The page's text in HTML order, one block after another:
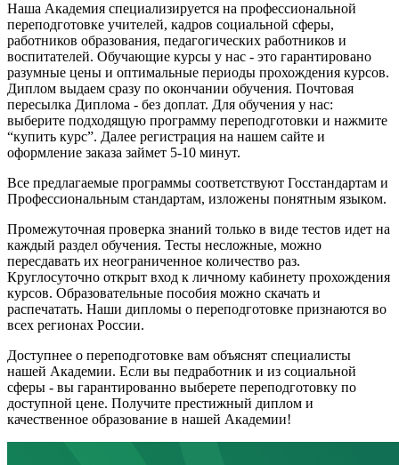
Наша Академия специализируется на профессиональной
переподготовке учителей, кадров социальной сферы,
работников образования, педагогических работников и
воспитателей. Обучающие курсы у нас - это гарантировано
разумные цены и оптимальные периоды прохождения курсов.
Диплом выдаем сразу по окончании обучения. Почтовая
пересылка Диплома - без доплат. Для обучения у нас:
выберите подходящую программу переподготовки и нажмите
“купить курс”. Далее регистрация на нашем сайте и
оформление заказа займет 5-10 минут.
Все предлагаемые программы соответствуют Госстандартам и
Профессиональным стандартам, изложены понятным языком.
Промежуточная проверка знаний только в виде тестов идет на
каждый раздел обучения. Тесты несложные, можно
пересдавать их неограниченное количество раз.
Круглосуточно открыт вход к личному кабинету прохождения
курсов. Образовательные пособия можно скачать и
распечатать. Наши дипломы о переподготовке признаются во
всех регионах России.
Доступнее о переподготовке вам объяснят специалисты
нашей Академии. Если вы педработник и из социальной
сферы - вы гарантированно выберете переподготовку по
доступной цене. Получите престижный диплом и
качественное образование в нашей Академии!